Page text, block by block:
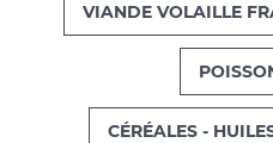
VIANDE VOLAILLE
CÉRÉALES -